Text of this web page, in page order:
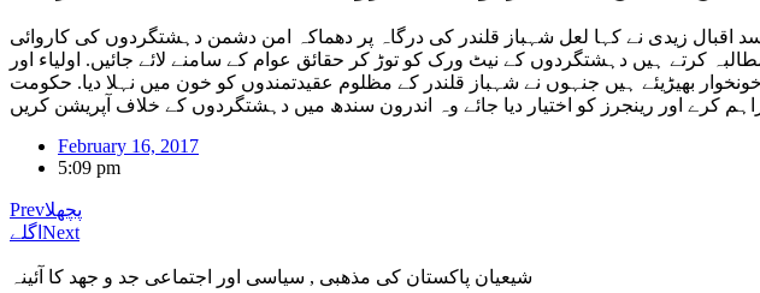
زیدی نے کہا لعل شہباز قلندر کی درگاہ پر دھماکہ امن دشمن دہشتگردوں کی کاروائی
کرتے ہیں دہشتگردوں کے نیٹ ورک کو توڑ کر حقائق عوام کے سامنے لائے جائیں. اولیاء اور
بھیڑیئے ہیں جنہوں نے شہباز قلندر کے مظلوم عقیدتمندوں کو خون میں نہلا دیا. حکومت
February 16, 2017
5:09 pm
Prevپچھلا
اگلے Next
شیعیان پاکستان کی مذهبی , سیاسی اور اجتماعی جد و جهد کا آئینہ